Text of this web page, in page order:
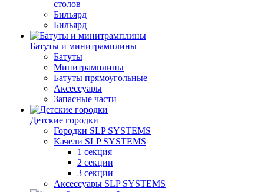
столов
Бильяpд
Бильяpд
Батуты и минитрамплины
Батуты
Минитрамплины
Батуты прямоугольные
Аксессуары
Запасные части
Детские городки
Городки SLP SYSTEMS
Качели SLP SYSTEMS
1 секция
2 секции
3 секции
Аксессуары SLP SYSTEMS